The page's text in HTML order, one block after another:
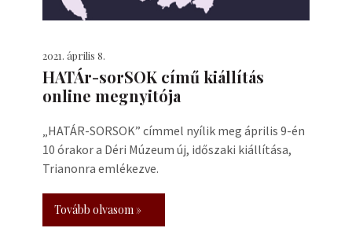
2021. április 8.
HATÁr-sorSOK című kiállítás
online megnyitója
„HATÁR-SORSOK” címmel nyílik meg április 9-én
10 órakor a Déri Múzeum új, időszaki kiállítása,
Trianonra emlékezve.
Tovább olvasom »